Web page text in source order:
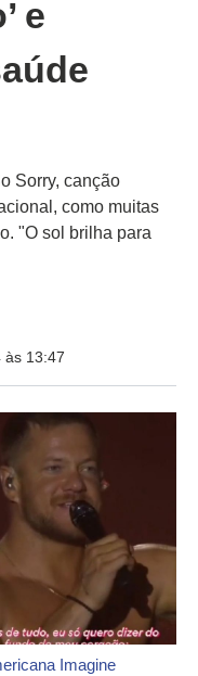
e
Sorry, canção
como muitas
"O sol brilha para
às 13:47
Imagine